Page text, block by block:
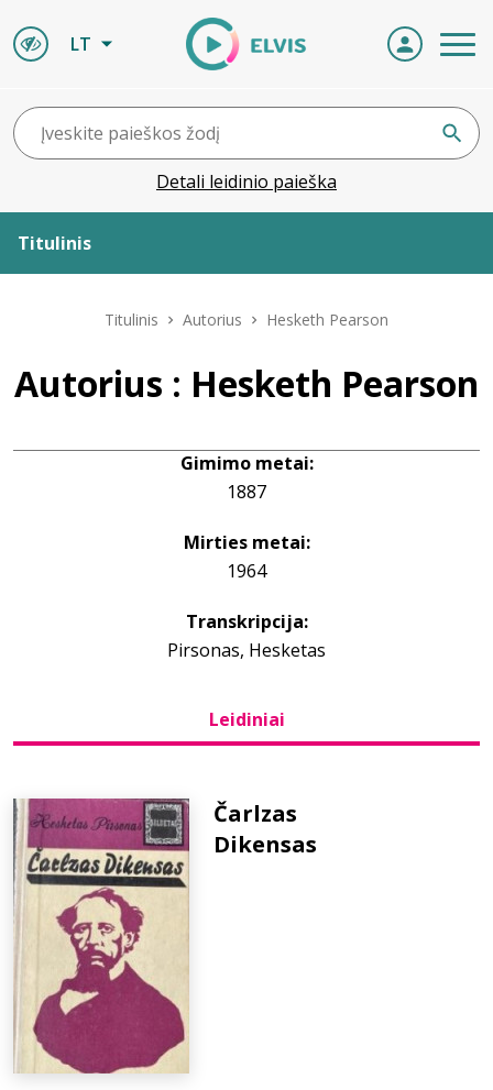
LT
Detali leidinio paieška
Titulinis
Leidiniai
info@elvislab.lt
Titulinis Autorius Hesketh Pearson
Autorius : Hesketh Pearson
Gimimo metai:
1887
Mirties metai:
1964
Transkripcija:
Pirsonas, Hesketas
Leidiniai
Čarlzas
Dikensas